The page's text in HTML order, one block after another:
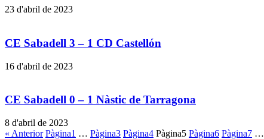
23 d'abril de 2023
CE Sabadell 3 – 1 CD Castellón
16 d'abril de 2023
CE Sabadell 0 – 1 Nàstic de Tarragona
8 d'abril de 2023
« Anterior Pàgina1 … Pàgina3 Pàgina4 Pàgina5 Pàgina6 Pàgina7 …